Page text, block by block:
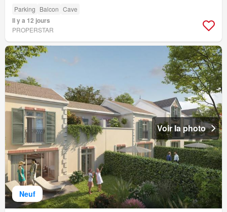
Parking Balcon Cave
Il y a 12 jours
PROPERSTAR
Neuf
Voir la photo